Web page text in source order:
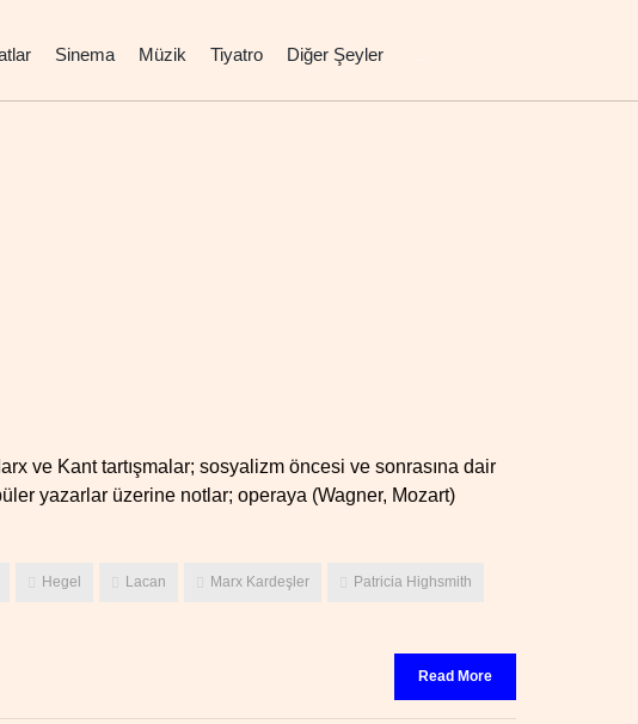
Sinema Müzik Tiyatro Diğer Şeyler
ve Kant tartışmalar; sosyalizm öncesi ve sonrasına dair
yazarlar üzerine notlar; operaya (Wagner, Mozart)
Hegel Lacan Marx Kardeşler Patricia Highsmith
Read More